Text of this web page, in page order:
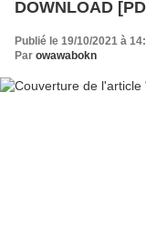
DOWNLOAD
Publié le 19/10/2021 à
Par owawabokn